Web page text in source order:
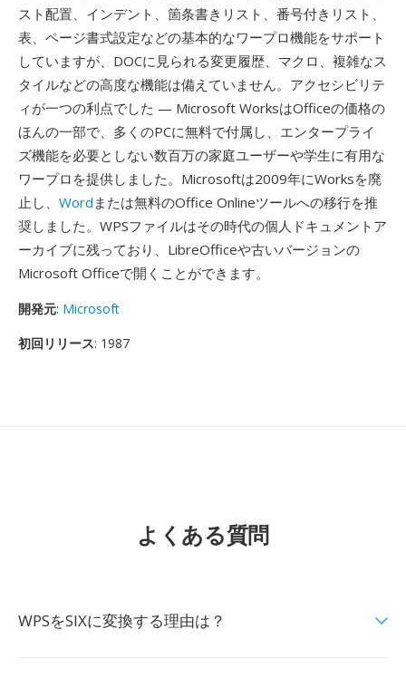
スト配置、インデント、箇条書きリスト、番号付きリスト、
表、ページ書式設定などの基本的なワープロ機能をサポート
していますが、DOCに見られる変更履歴、マクロ、複雑なス
タイルなどの高度な機能は備えていません。アクセシビリテ
ィが一つの利点でした — Microsoft WorksはOfficeの価格の
ほんの一部で、多くのPCに無料で付属し、エンタープライ
ズ機能を必要としない数百万の家庭ユーザーや学生に有用な
ワープロを提供しました。Microsoftは2009年にWorksを廃
止し、 Word または無料のOffice Onlineツールへの移行を推
奨しました。WPSファイルはその時代の個人ドキュメントア
ーカイブに残っており、LibreOfficeや古いバージョンの
Microsoft Officeで開くことができます。
開発元: Microsoft
初回リリース: 1987
よくある質問
WPSをSIXに変換する理由は？